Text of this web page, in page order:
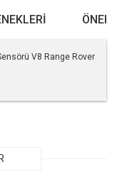
V8 Range Rover